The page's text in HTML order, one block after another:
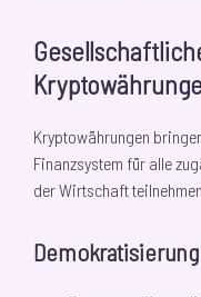
Kryptowährungen
Finanzsystem für alle
der Wirtschaft